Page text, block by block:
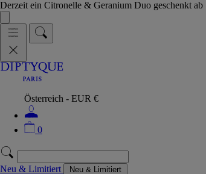
Derzeit ein Citronelle & Geranium Duo geschenkt
Österreich - EUR €
0
Neu & Limitiert Neu & Limitiert